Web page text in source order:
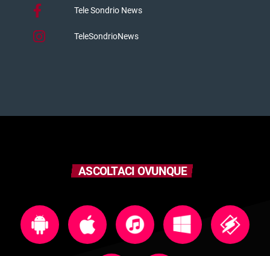
Tele Sondrio News
TeleSondrioNews
ASCOLTACI OVUNQUE